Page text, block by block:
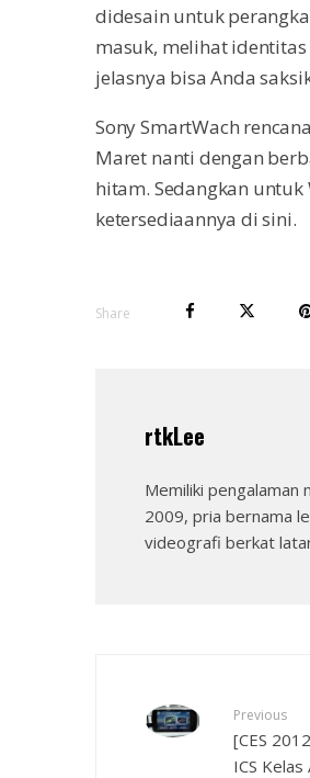
didesain untuk
masuk, melihat
jelasnya bisa Anda
Sony SmartWach
Maret nanti dengan
hitam. Sedangkan
ketersediaannya di sini.
Share
rtkLee
Memiliki pengalaman
2009, pria bernama
videografi berkat
Previous
[CES
ICS Kelas